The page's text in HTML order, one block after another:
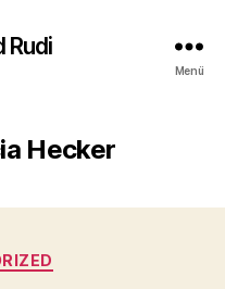
Rudi
Menü
Hecker